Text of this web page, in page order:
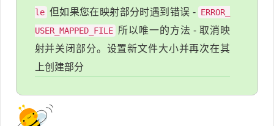
le 但如果您在映射部分时遇到错误 - ERROR_
USER_MAPPED_FILE 所以唯一的方法 - 取消映
射并关闭部分。设置新文件大小并再次在其
上创建部分